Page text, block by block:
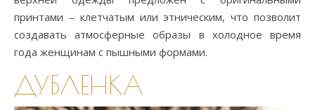
принтами – клетчатым или этническим, что позволит
создавать атмосферные образы в холодное время
года женщинам с пышными формами.
ДУБЛЕНКА